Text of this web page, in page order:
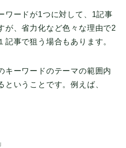
ワードが1つに対して、1記事
が、省力化など色々な理由で2
事で狙う場合もあります。
キーワードのテーマの範囲内
いうことです。例えば、